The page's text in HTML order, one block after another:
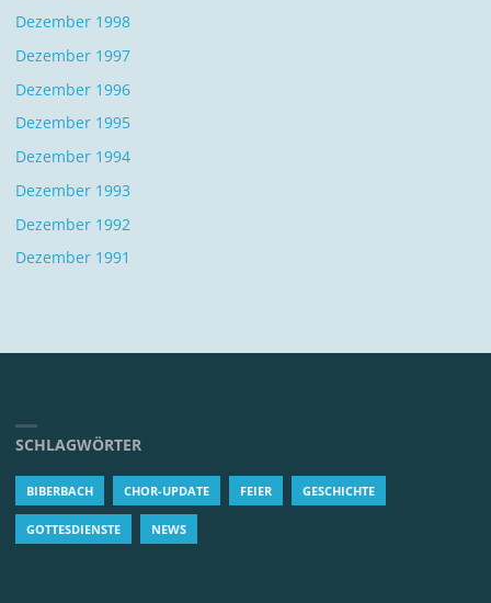
Dezember 1998
Dezember 1997
Dezember 1996
Dezember 1995
Dezember 1994
Dezember 1993
Dezember 1992
Dezember 1991
SCHLAGWÖRTER
BIBERBACH CHOR-UPDATE FEIER GESCHICHTE
GOTTESDIENSTE NEWS